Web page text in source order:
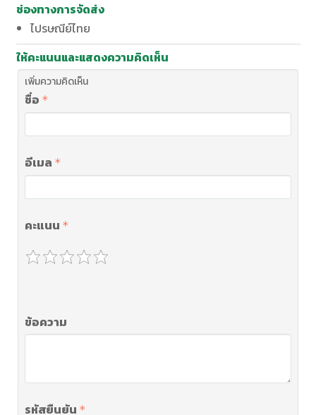
ช่องทางการจัดส่ง
ไปรษณีย์ไทย
ให้คะแนนและแสดงความคิดเห็น
เพิ่มความคิดเห็น
ชื่อ
อีเมล
คะแนน
ข้อความ
รหัสยืนยัน